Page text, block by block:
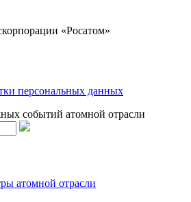
«Росатом»
персональных данных
событий атомной отрасли
атомной отрасли